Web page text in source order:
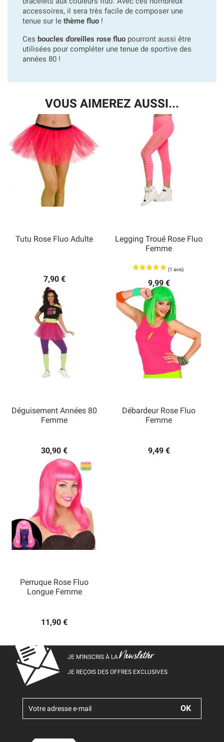
accessoires, il sera très facile de composer une
tenue sur le thème fluo !
Ces boucles d'oreilles rose fluo pourront aussi être
utilisées pour compléter une tenue de sportive des
années 80 !
VOUS AIMEREZ AUSSI...
Tutu Rose Fluo Adulte
7,90 €
Legging Troué Rose Fluo
Femme
9,99 €
Déguisement Années 80
Femme
30,90 €
Débardeur Rose Fluo
Femme
9,49 €
Perruque Rose Fluo
Longue Femme
11,90 €
JE M’INSCRIS À LANewsletter
JE REÇOIS DES OFFRES EXCLUSIVES